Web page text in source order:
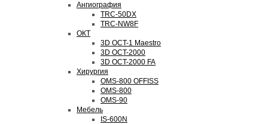
Ангиография
TRC-50DX
TRC-NW8F
ОКТ
3D OCT-1 Maestro
3D OCT-2000
3D OCT-2000 FA
Хирургия
OMS-800 OFFISS
OMS-800
OMS-90
Мебель
IS-600N